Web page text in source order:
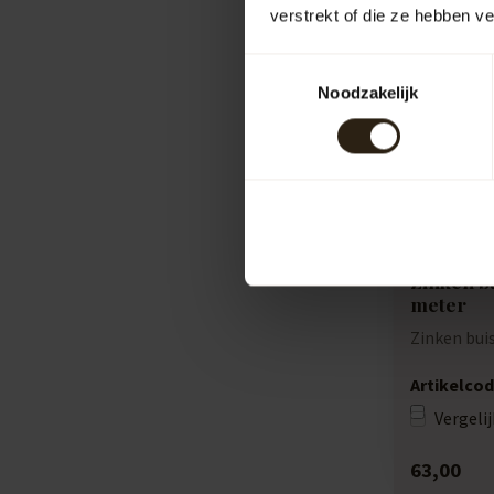
verstrekt of die ze hebben
Noodzakelijk
Zinken
meter
Zinken
63,00